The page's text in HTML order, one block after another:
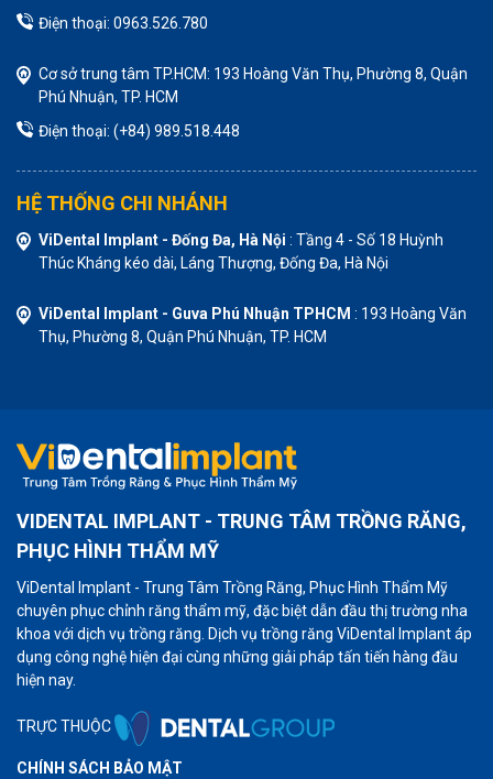
Điện thoại: 0963.526.780
Cơ sở trung tâm TP.HCM: 193 Hoàng Văn Thụ, Phường 8, Quận
Phú Nhuận, TP. HCM
Điện thoại: (+84) 989.518.448
HỆ THỐNG CHI NHÁNH
ViDental Implant - Đống Đa, Hà Nội : Tầng 4 - Số 18 Huỳnh
Thúc Kháng kéo dài, Láng Thượng, Đống Đa, Hà Nội
ViDental Implant - Guva Phú Nhuận TPHCM : 193 Hoàng Văn
Thụ, Phường 8, Quận Phú Nhuận, TP. HCM
VIDENTAL IMPLANT - TRUNG TÂM TRỒNG RĂNG,
PHỤC HÌNH THẨM MỸ
ViDental Implant - Trung Tâm Trồng Răng, Phục Hình Thẩm Mỹ
chuyên phục chỉnh răng thẩm mỹ, đặc biệt dẫn đầu thị trường nha
khoa với dịch vụ trồng răng. Dịch vụ trồng răng ViDental Implant áp
dụng công nghệ hiện đại cùng những giải pháp tấn tiến hàng đầu
hiện nay.
TRỰC THUỘC
CHÍNH SÁCH BẢO MẬT